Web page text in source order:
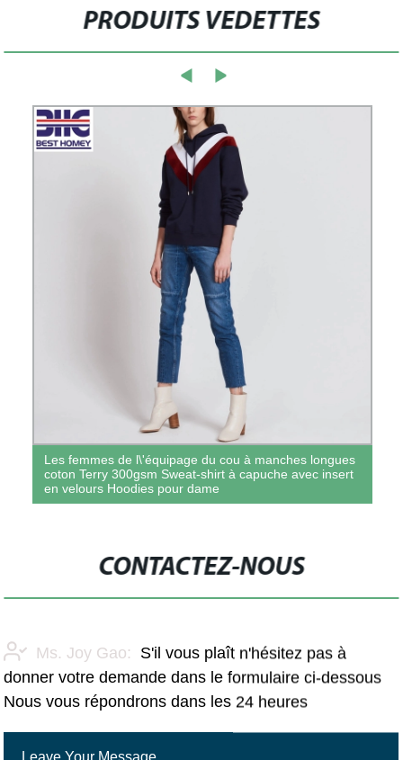
PRODUITS VEDETTES
Les femmes de l\'équipage du cou à manches longues
coton Terry 300gsm Sweat-shirt à capuche avec insert
en velours Hoodies pour dame
CONTACTEZ-NOUS
Ms. Joy Gao:
S'il vous plaît n'hésitez pas à
donner votre demande dans le formulaire ci-dessous
Nous vous répondrons dans les 24 heures